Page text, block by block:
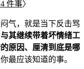
件事〉
气，就是当下反击骂
与其继续带着坏情绪工
原因、厘清到底是哪
你最应该知道的事。